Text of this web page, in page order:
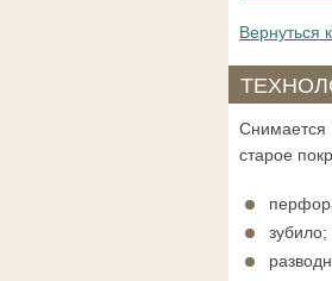
Вернуться
Снимается
старое
зубило;